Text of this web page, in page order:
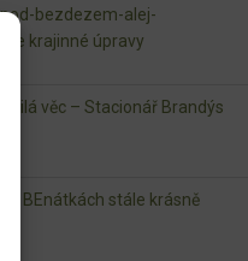
bezdezem-alej-
krajinné úpravy
věc – Stacionář Brandýs
v BEnátkách stále krásně